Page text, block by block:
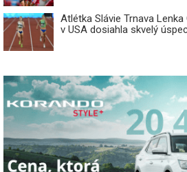
Atlétka Slávie Trnava
v USA dosiahla skvelý